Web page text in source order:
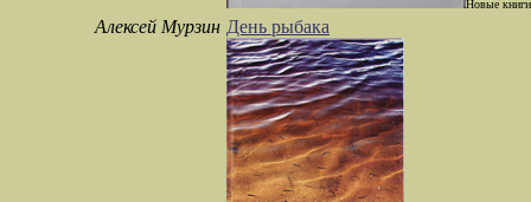
Новые
Алексей Мурзин День рыбака